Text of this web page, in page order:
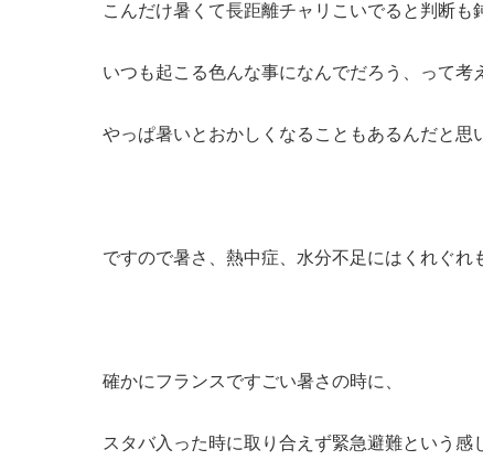
こんだけ暑くて長距離チャリこいでると判断も
いつも起こる色んな事になんでだろう、って考
やっぱ暑いとおかしくなることもあるんだと思
ですので暑さ、熱中症、水分不足にはくれぐれ
確かにフランスですごい暑さの時に、
スタバ入った時に取り合えず緊急避難という感